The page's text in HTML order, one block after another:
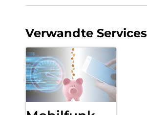
Verwandte Services